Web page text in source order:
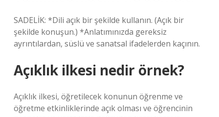
SADELİK: *Dili açık bir şekilde kullanın. (Açık bir
şekilde konuşun.) *Anlatımınızda gereksiz
ayrıntılardan, süslü ve sanatsal ifadelerden kaçının.
Açıklık ilkesi nedir örnek?
Açıklık ilkesi, öğretilecek konunun öğrenme ve
öğretme etkinliklerinde açık olması ve öğrencinin